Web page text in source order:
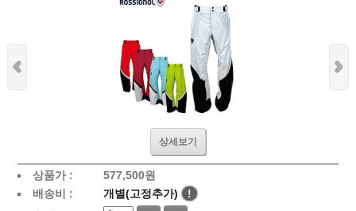
상세보기
상품가 :
577,500원
배송비 :
개별(고정추가)
!